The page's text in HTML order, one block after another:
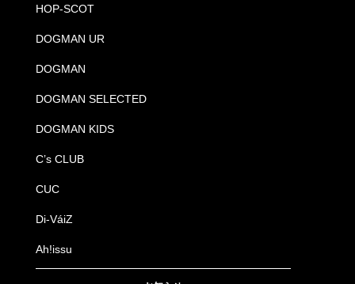
HOP-SCOT
DOGMAN UR
DOGMAN
DOGMAN SELECTED
DOGMAN KIDS
C’s CLUB
CUC
Di-VáiZ
Ah!issu